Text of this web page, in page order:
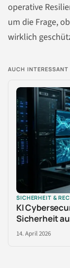
operative
um die Frage,
wirklich
AUCH INTERESSANT
SICHERHEIT &
KI
Sicherheit
14. April 2026